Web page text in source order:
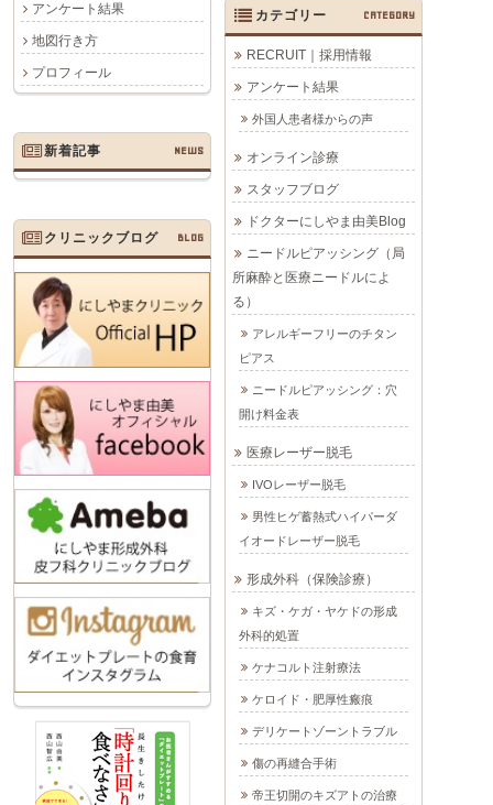
アンケート結果
地図行き方
プロフィール
カテゴリー CATEGORY
RECRUIT｜採用情報
アンケート結果
外国人患者様からの声
オンライン診療
スタッフブログ
ドクターにしやま由美Blog
ニードルピアッシング（局
所麻酔と医療ニードルによ
る）
アレルギーフリーのチタン
ピアス
ニードルピアッシング：穴
開け料金表
医療レーザー脱毛
IVOレーザー脱毛
男性ヒゲ蓄熱式ハイパーダ
イオードレーザー脱毛
形成外科（保険診療）
キズ・ケガ・ヤケドの形成
外科的処置
ケナコルト注射療法
ケロイド・肥厚性瘢痕
デリケートゾーントラブル
傷の再縫合手術
帝王切開のキズアトの治療
新着記事 NEWS
クリニックブログ BLOG